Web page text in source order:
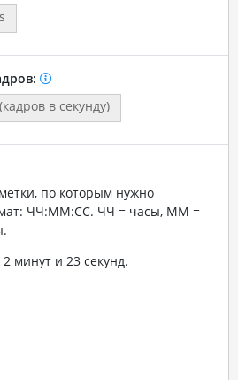
в секунду)
по которым нужно
ЧЧ:ММ:СС. ЧЧ = часы, ММ =
минут и 23 секунд.